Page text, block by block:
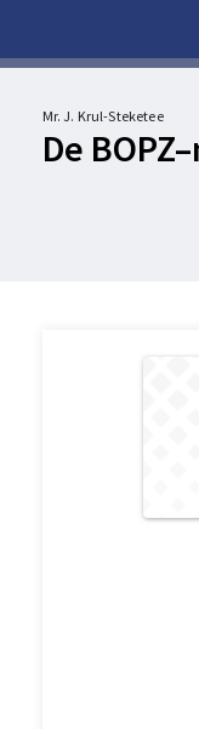
Mr. J. Krul-Steketee
De